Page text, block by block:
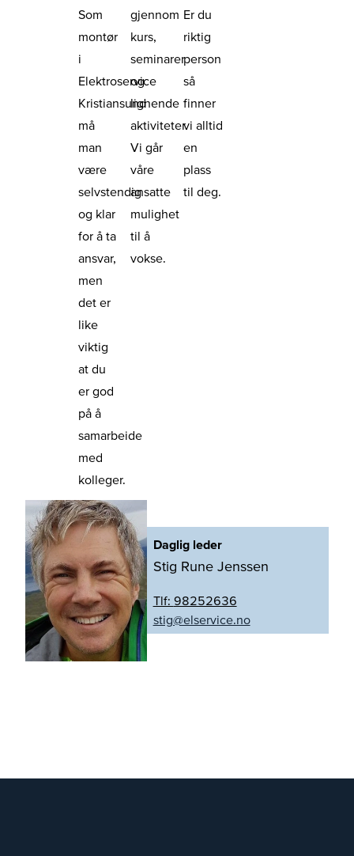
Som
montør
i
Elektroservice
Kristiansund
må
man
være
selvstendig
og klar
for å ta
ansvar,
men
det er
like
viktig
at du
er god
på å
samarbeide
med
kolleger.
gjennom
kurs,
seminarer
og
lignende
aktiviteter.
Vi går
våre
ansatte
mulighet
til å
vokse.
Er du
riktig
person
så
finner
vi alltid
en
plass
til deg.
Daglig leder
Stig Rune Jenssen
Tlf: 98252636
on.ecivresle@gits